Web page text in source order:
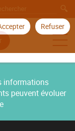
Refuser
informations
peuvent évoluer